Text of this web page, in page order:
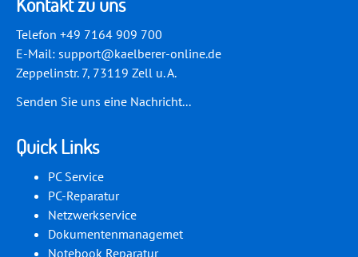
Telefon +49 7164 909 700
E-Mail: support@kaelberer-online.de
Zeppelinstr. 7, 73119 Zell u. A.
Senden Sie uns eine Nachricht...
Quick Links
PC Service
PC-Reparatur
Netzwerkservice
Dokumentenmanagemet
Notebook Reparatur